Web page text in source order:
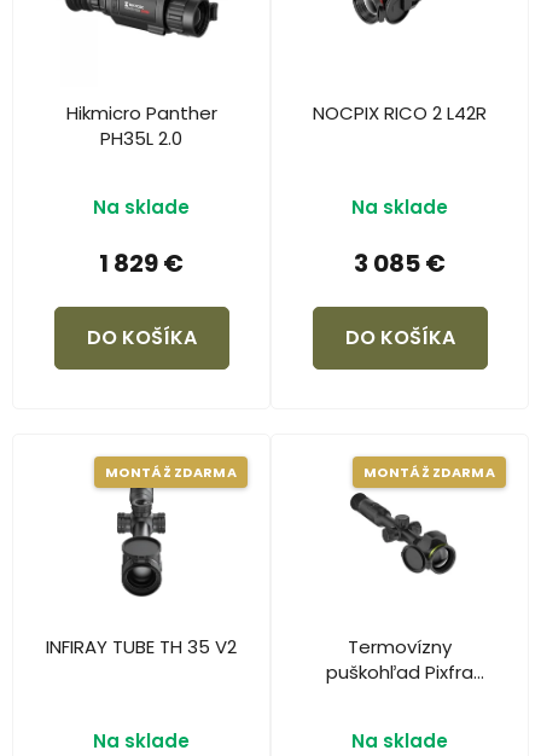
Hikmicro Panther
PH35L 2.0
Na sklade
1 829 €
DO KOŠÍKA
NOCPIX RICO 2 L42R
Na sklade
3 085 €
DO KOŠÍKA
MONTÁŽ ZDARMA
INFIRAY TUBE TH 35 V2
Na sklade
MONTÁŽ ZDARMA
Termovízny
puškohľad Pixfra
Na sklade